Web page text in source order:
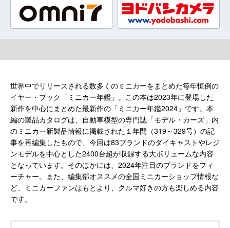
世界中でリリースされる数多くのミニカーをまとめた毎年恒例の
イヤー・ブック「ミニカー年鑑」。この本は2023年に登場した
新作を中心にまとめた最新作の「ミニカー年鑑2024」です。本
編の製品カタログは、自動車模型の専門誌「モデル・カーズ」内
のミニカー新製品情報に掲載された１年間（319～329号）の記
事を再編集したもので、今回は83ブランドのダイキャストやレジ
ンモデルを中心とした2400台超が収録する大ボリュームな内容
となっています。そのほかには、2024年注目のブランドをフィ
ーチャー。また、編集部オススメの全国ミニカーショップ情報な
ど、ミニカーファンはもとより、クルマ好きの方も楽しめる内容
です。